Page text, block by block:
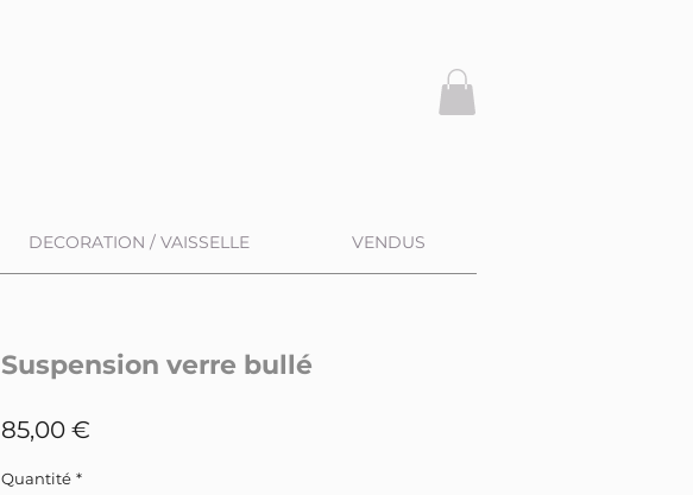
DECORATION / VAISSELLE VENDUS
Suspension verre bullé
85,00 €
Quantité *